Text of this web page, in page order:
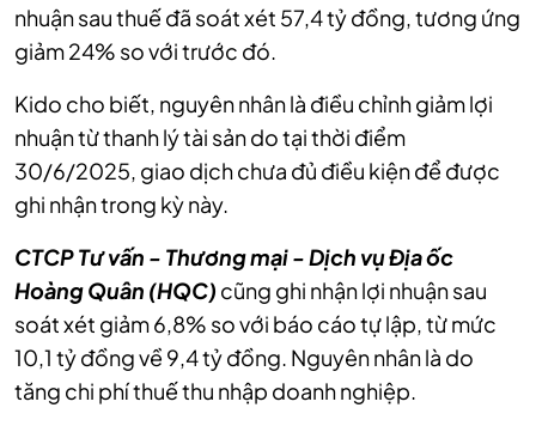
nhuận sau thuế đã soát xét 57,4 tỷ đồng, tương ứng
nhuận từ thanh lý tài sản do tại thời điểm
30/6/2025, giao dịch chưa đủ điều kiện để được
CTCP Tư vấn - Thương mại - Dịch vụ Địa ốc
Hoàng Quân (HQC) cũng ghi nhận lợi nhuận sau
soát xét giảm 6,8% so với báo cáo tự lập, từ mức
10,1 tỷ đồng về 9,4 tỷ đồng. Nguyên nhân là do
tăng chi phí thuế thu nhập doanh nghiệp.